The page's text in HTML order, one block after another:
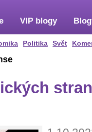
Politika Svět
VIP blogy